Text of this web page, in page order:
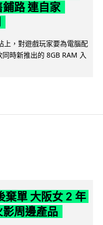
路 連自家
，對遊戲玩家要為電腦配
時新推出的 8GB RAM 入
棄單 大阪女 2 年
周邊產品